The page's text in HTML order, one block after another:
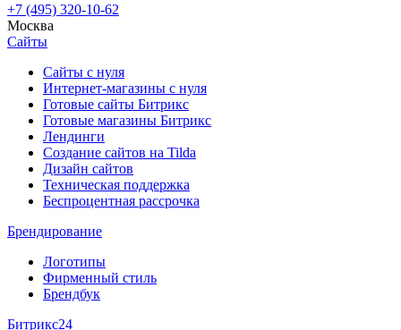
+7 (495) 320-10-62
Москва
Сайты
Сайты с нуля
Интернет-магазины с нуля
Готовые сайты Битрикс
Готовые магазины Битрикс
Лендинги
Создание сайтов на Tilda
Дизайн сайтов
Техническая поддержка
Беспроцентная рассрочка
Брендирование
Логотипы
Фирменный стиль
Брендбук
Битрикс24